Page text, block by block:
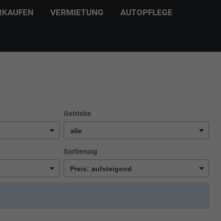
VERMIETUNG AUTOPFLEGE
Getriebe
Sortierung